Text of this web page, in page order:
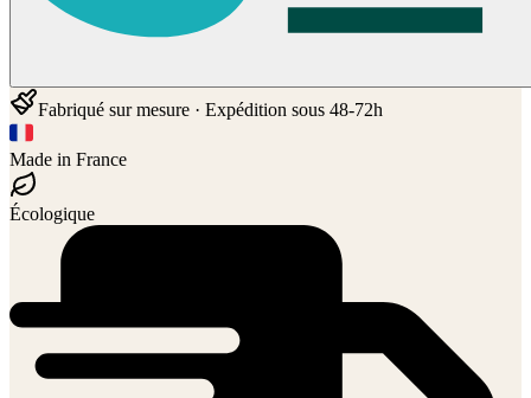
Fabriqué sur mesure · Expédition sous 48-72h
Made in France
Écologique